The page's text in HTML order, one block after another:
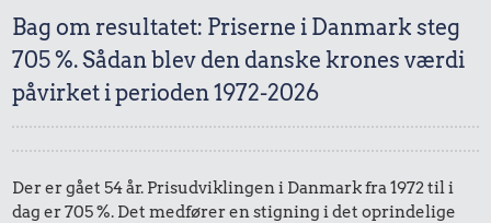
Bag om resultatet: Priserne i Danmark steg
705 %. Sådan blev den danske krones værdi
påvirket i perioden 1972-2026
Der er gået 54 år. Prisudviklingen i Danmark fra 1972 til i
dag er 705 %. Det medfører en stigning i det oprindelige